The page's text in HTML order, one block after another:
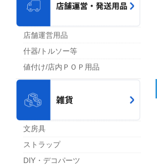
店舗運営用品
什器/トルソー等
値付け/店内ＰＯＰ用品
文房具
ストラップ
DIY・デコパーツ